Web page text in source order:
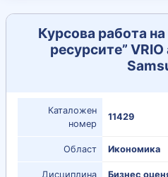
Курсова работа
ресурсите”
Каталожен
номер
11429
Област Икономика
Дисциплина Бизнес